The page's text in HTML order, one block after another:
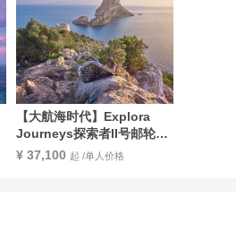
【大航海时代】Explora
Journeys探索者II号邮轮8
天7晚浪漫的托斯卡纳和普罗
¥ 37,100 起 /单人价格